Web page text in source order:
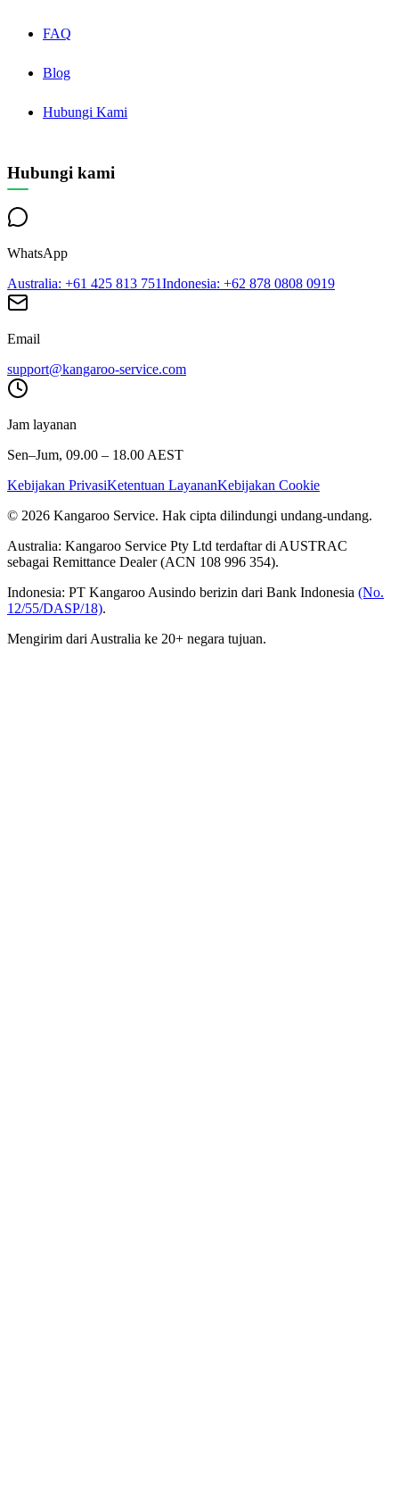
FAQ
Blog
Hubungi Kami
Hubungi kami
WhatsApp
Australia: +61 425 813 751Indonesia: +62 878 0808 0919
Email
support@kangaroo-service.com
Jam layanan
Sen–Jum, 09.00 – 18.00 AEST
Kebijakan PrivasiKetentuan LayananKebijakan Cookie
© 2026 Kangaroo Service. Hak cipta dilindungi undang-undang.
Australia: Kangaroo Service Pty Ltd terdaftar di AUSTRAC
sebagai Remittance Dealer (ACN 108 996 354).
Indonesia: PT Kangaroo Ausindo berizin dari Bank Indonesia (No.
12/55/DASP/18).
Mengirim dari Australia ke 20+ negara tujuan.